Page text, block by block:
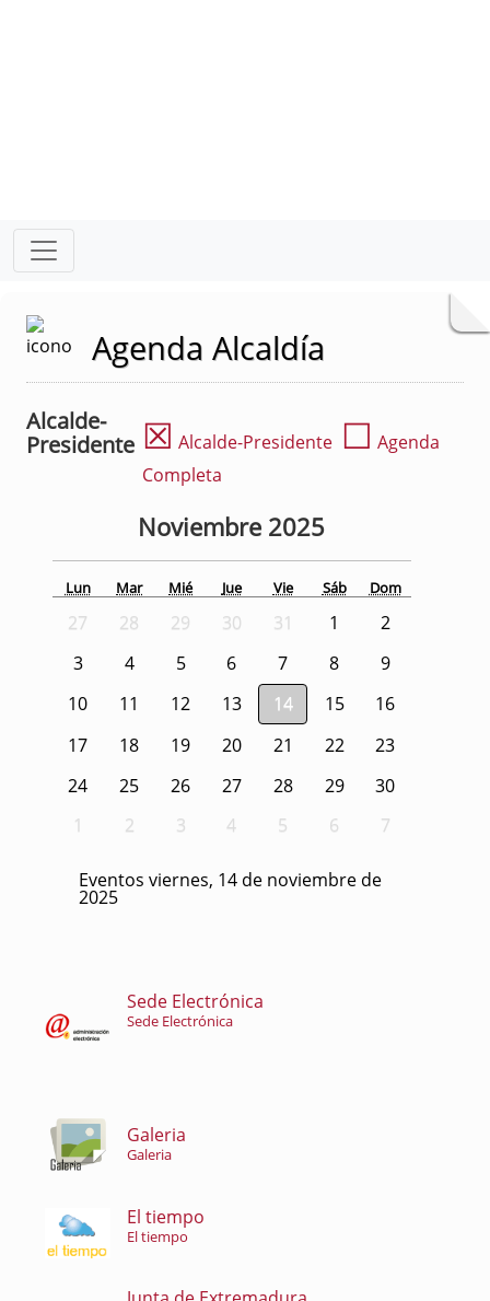
Agenda Alcaldía
Alcalde-
Presidente ☒ Alcalde-Presidente ☐ Agenda
Completa
Noviembre 2025
Lun Mar Mié Jue Vie Sáb Dom
27 28 29 30 31 1
2
3
4 5 6 7 8
9
10
11 12 13 14 15
16
17
18 19 20 21 22
23
24
25 26 27 28 29
30
1
2 3 4 5 6 7
Eventos viernes, 14 de noviembre de
2025
Sede Electrónica
Sede Electrónica
Galeria
Galeria
El tiempo
El tiempo